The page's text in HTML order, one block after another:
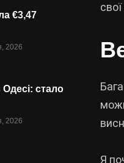
€3,47
2026
Одесі: стало
2026
Я